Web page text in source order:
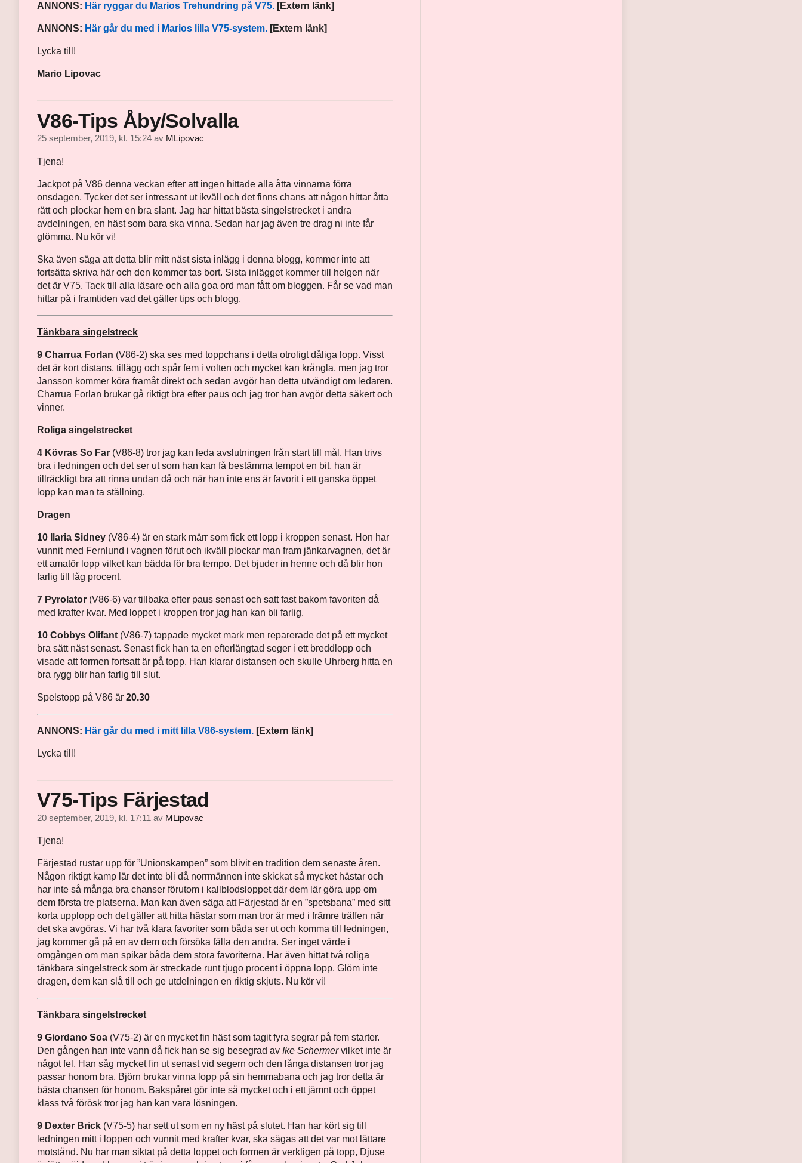
ANNONS: Här ryggar du Marios Trehundring på V75. [Extern länk]
ANNONS: Här går du med i Marios lilla V75-system. [Extern länk]
Lycka till!
Mario Lipovac
V86-Tips Åby/Solvalla
25 september, 2019, kl. 15:24 av MLipovac
Tjena!
Jackpot på V86 denna veckan efter att ingen hittade alla åtta vinnarna förra
onsdagen. Tycker det ser intressant ut ikväll och det finns chans att någon hittar åtta
rätt och plockar hem en bra slant. Jag har hittat bästa singelstrecket i andra
avdelningen, en häst som bara ska vinna. Sedan har jag även tre drag ni inte får
glömma. Nu kör vi!
Ska även säga att detta blir mitt näst sista inlägg i denna blogg, kommer inte att
fortsätta skriva här och den kommer tas bort. Sista inlägget kommer till helgen när
det är V75. Tack till alla läsare och alla goa ord man fått om bloggen. Får se vad man
hittar på i framtiden vad det gäller tips och blogg.
Tänkbara singelstreck
9 Charrua Forlan (V86-2) ska ses med toppchans i detta otroligt dåliga lopp. Visst
det är kort distans, tillägg och spår fem i volten och mycket kan krångla, men jag tror
Jansson kommer köra framåt direkt och sedan avgör han detta utvändigt om ledaren.
Charrua Forlan brukar gå riktigt bra efter paus och jag tror han avgör detta säkert och
vinner.
Roliga singelstrecket
4 Kövras So Far (V86-8) tror jag kan leda avslutningen från start till mål. Han trivs
bra i ledningen och det ser ut som han kan få bestämma tempot en bit, han är
tillräckligt bra att rinna undan då och när han inte ens är favorit i ett ganska öppet
lopp kan man ta ställning.
Dragen
10 Ilaria Sidney (V86-4) är en stark märr som fick ett lopp i kroppen senast. Hon har
vunnit med Fernlund i vagnen förut och ikväll plockar man fram jänkarvagnen, det är
ett amatör lopp vilket kan bädda för bra tempo. Det bjuder in henne och då blir hon
farlig till låg procent.
7 Pyrolator (V86-6) var tillbaka efter paus senast och satt fast bakom favoriten då
med krafter kvar. Med loppet i kroppen tror jag han kan bli farlig.
10 Cobbys Olifant (V86-7) tappade ­mycket mark men reparerade det på ett mycket
bra sätt näst senast. Senast fick han ta en efter­längtad seger i ett breddlopp och
visade att formen fortsatt är på topp. Han klarar distansen och skulle Uhrberg hitta en
bra rygg blir han farlig till slut.
Spelstopp på V86 är 20.30
ANNONS: Här går du med i mitt lilla V86-system. [Extern länk]
Lycka till!
V75-Tips Färjestad
20 september, 2019, kl. 17:11 av MLipovac
Tjena!
Färjestad rustar upp för ”Unionskampen” som blivit en tradition dem senaste åren.
Någon riktigt kamp lär det inte bli då norrmännen inte skickat så mycket hästar och
har inte så många bra chanser förutom i kallblodsloppet där dem lär göra upp om
dem första tre platserna. Man kan även säga att Färjestad är en ”spetsbana” med sitt
korta upplopp och det gäller att hitta hästar som man tror är med i främre träffen när
det ska avgöras. Vi har två klara favoriter som båda ser ut och komma till ledningen,
jag kommer gå på en av dem och försöka fälla den andra. Ser inget värde i
omgången om man spikar båda dem stora favoriterna. Har även hittat två roliga
tänkbara singelstreck som är streckade runt tjugo procent i öppna lopp. Glöm inte
dragen, dem kan slå till och ge utdelningen en riktig skjuts. Nu kör vi!
Tänkbara singelstrecket
9 Giordano Soa (V75-2) är en mycket fin häst som tagit fyra segrar på fem starter.
Den gången han inte vann då fick han se sig besegrad av Ike Schermervilket inte är
något fel. Han såg mycket fin ut senast vid segern och den långa distansen tror jag
passar honom bra, Björn brukar vinna lopp på sin hemmabana och jag tror detta är
bästa chansen för honom. Bakspåret gör inte så mycket och i ett jämnt och öppet
klass två förösk tror jag han kan vara lösningen.
9 Dexter Brick (V75-5) har sett ut som en ny häst på slutet. Han har kört sig till
ledningen mitt i loppen och vunnit med krafter kvar, ska sägas att det var mot lättare
motstånd. Nu har man siktat på detta loppet och formen är verkligen på topp, Djuse